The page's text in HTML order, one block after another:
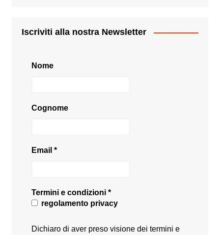
Iscriviti alla nostra Newsletter
Nome
Cognome
Email *
Termini e condizioni *
regolamento privacy
Dichiaro di aver preso visione dei termini e